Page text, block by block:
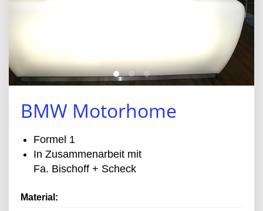
BMW Motorhome
Formel 1
In Zusammenarbeit mit
Fa. Bischoff + Scheck
Material: